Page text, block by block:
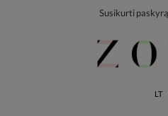
Susikurti paskyrą
LT